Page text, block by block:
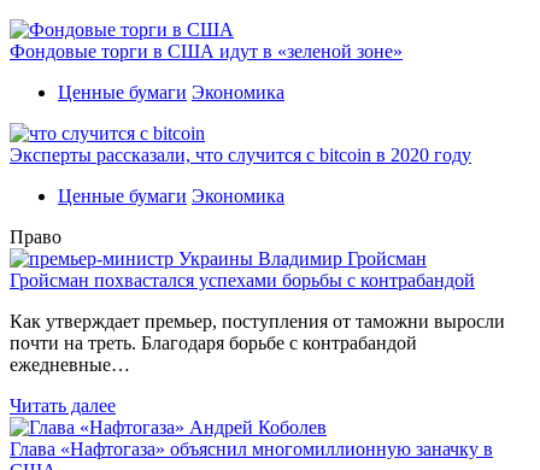
Фондовые торги в США идут в «зеленой зоне»
Ценные бумаги Экономика
Эксперты рассказали, что случится с bitcoin в 2020 году
Ценные бумаги Экономика
Право
Гройсман похвастался успехами борьбы с контрабандой
Как утверждает премьер, поступления от таможни выросли
почти на треть. Благодаря борьбе с контрабандой
ежедневные…
Читать далее
Глава «Нафтогаза» объяснил многомиллионную заначку в